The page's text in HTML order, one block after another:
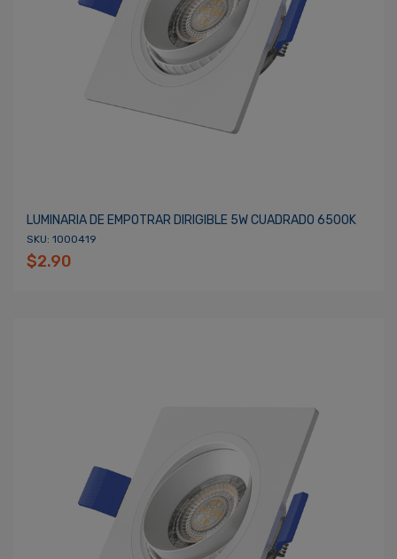
LUMINARIA DE EMPOTRAR DIRIGIBLE 5W CUADRADO 6500K
SKU: 1000419
$2.90